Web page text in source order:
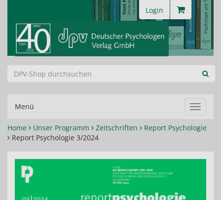
Login
Menü
ein-/
Home
Unser Programm Zeitschriften
Report Psychologie
Report Psychologie 3/2024